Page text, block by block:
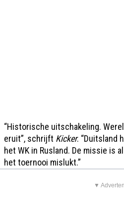
“Historische uitschakeling.
eruit”, schrijft Kicker. “Duitsland
het WK in Rusland. De missie is
het toernooi mislukt.”
▼